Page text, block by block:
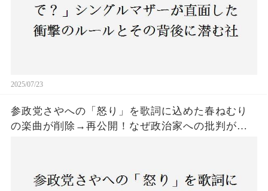
2025/07/23
参政党さやへの「怒り」を歌詞に込めた春ねむり
の楽曲が削除→再公開！なぜ政治家への批判がこ